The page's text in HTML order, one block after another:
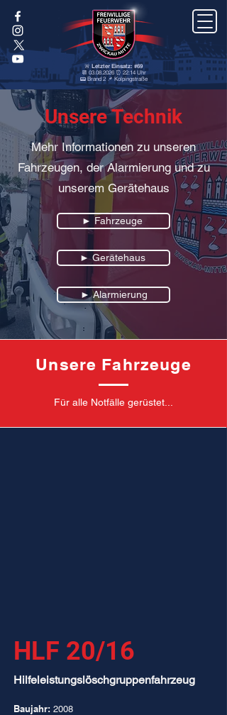
🚨 Letzter Einsatz: #69
📆 03.08.2026 ⏰ 22:14 Uhr
📟 Brand 2 📌 Kolpingstraße
Unsere Technik
Mehr Informationen zu unseren
Fahrzeugen, der Alarmierung und zu
unserem Gerätehaus
► Fahrzeuge
► Gerätehaus
► Alarmierung
Unsere Fahrzeuge
Für alle Notfälle gerüstet...
HLF 20/16
Hilfeleistungslöschgruppenfahrzeug
Baujahr: 2008